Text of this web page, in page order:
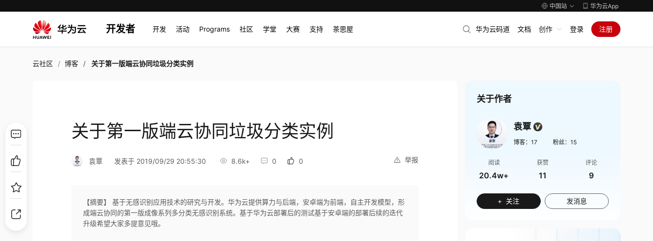
中国站 华为云App
开发者 开发 活动 Programs 社区 学堂 大赛 支持 茶思屋 华为云码道 文档 创作 登录 注册
云社区 博客 关于第一版端云协同垃圾分类实例
关于第一版端云协同垃圾分类实例
举报
袁覃 发表于 2019/09/29 20:55:30 8.6k+ 0 0
【摘要】 基于无感识别应用技术的研究与开发。华为云提供算力与后端，安卓端为前端，自主开发模型，形
成端云协同的第一版成像系列多分类无感识别系统。基于华为云部署后的测试基于安卓端的部署后续的迭代
升级希望大家多提意见哦。
关于作者
袁覃
博客： 17 粉丝： 15
阅读
20.4w+
获赞
11
评论
9
+ 关注 发消息